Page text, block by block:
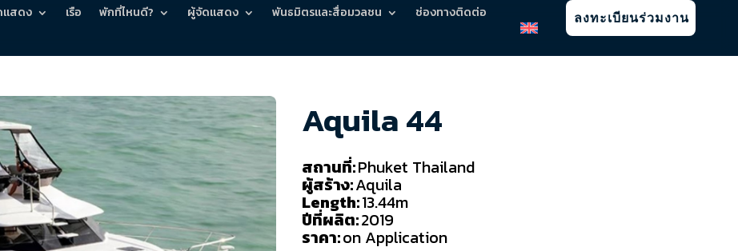
แสดง เรือ พักที่ไหนดี? ผู้จัดแสดง พันธมิตรและสื่อมวลชน ช่องทางติดต่อ ลงทะเบียนร่วมงาน
Aquila 44
สถานที่:Phuket Thailand
ผู้สร้าง:Aquila
Length:13.44m
ปีที่ผลิต:2019
ราคา:on Application